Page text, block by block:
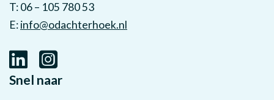
T: 06 – 105 780 53
E:info@odachterhoek.nl
Snel naar